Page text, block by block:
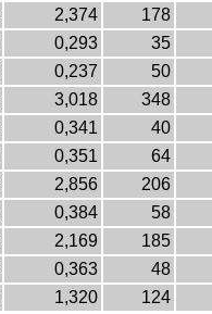
2,374
178
0,293
35
0,237
50
3,018
348
0,341
40
0,351
64
2,856
206
0,384
58
2,169
185
0,363
48
1,320 124